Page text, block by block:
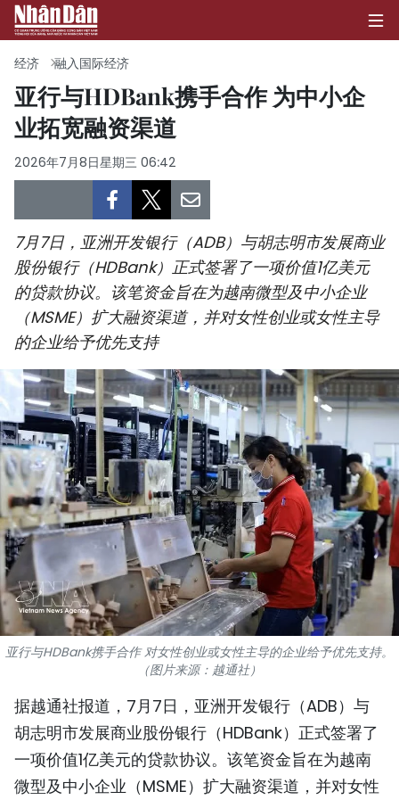
首页
政治
经济
社会
环保
文化
体育
国际
旅游
友谊桥梁
史海
多功能媒体
图表新闻
图库
视频
人民报社简介
经济 融入国际经济
亚行与HDBank携手合作 为中小企
业拓宽融资渠道
2026年7月8日星期三 06:42
7月7日，亚洲开发银行（ADB）与胡志明市发展商业
股份银行（HDBank）正式签署了一项价值1亿美元
的贷款协议。该笔资金旨在为越南微型及中小企业
（MSME）扩大融资渠道，并对女性创业或女性主导
的企业给予优先支持
亚行与HDBank携手合作 对女性创业或女性主导的企业给予优先支持。
（图片来源：越通社）
据越通社报道，7月7日，亚洲开发银行（ADB）与
胡志明市发展商业股份银行（HDBank）正式签署了
一项价值1亿美元的贷款协议。该笔资金旨在为越南
微型及中小企业（MSME）扩大融资渠道，并对女性